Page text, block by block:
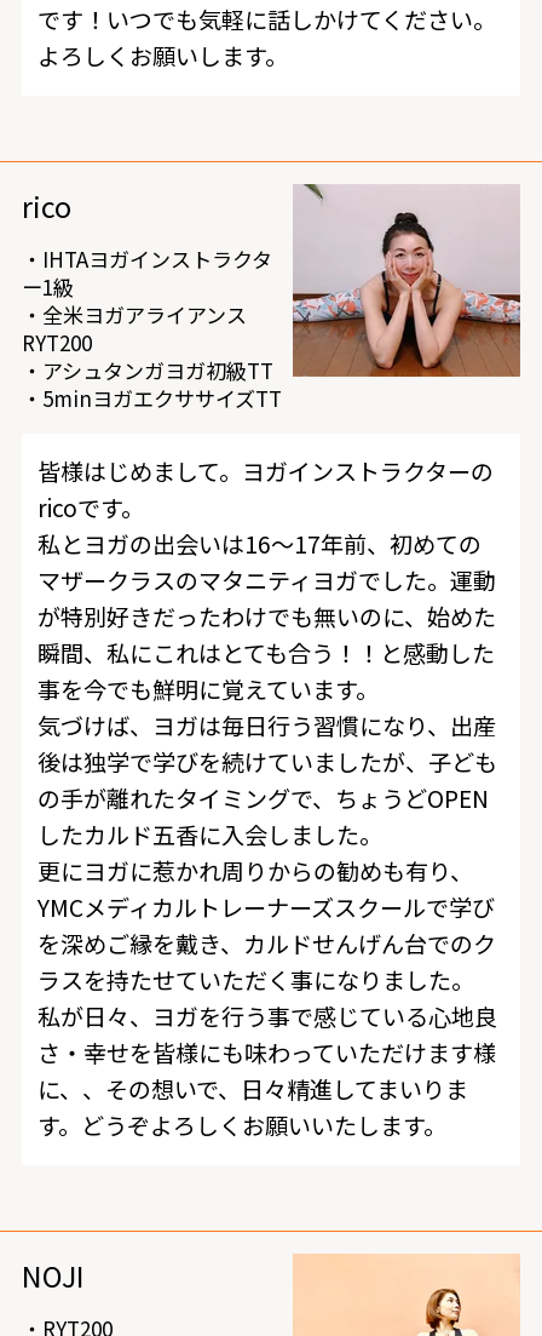
です！いつでも気軽に話しかけてください。
よろしくお願いします。
rico
・IHTAヨガインストラクタ
ー1級
・全米ヨガアライアンス
RYT200
・アシュタンガヨガ初級TT
・5minヨガエクササイズTT
皆様はじめまして。ヨガインストラクターの
ricoです。
私とヨガの出会いは16〜17年前、初めての
マザークラスのマタニティヨガでした。運動
が特別好きだったわけでも無いのに、始めた
瞬間、私にこれはとても合う！！と感動した
事を今でも鮮明に覚えています。
気づけば、ヨガは毎日行う習慣になり、出産
後は独学で学びを続けていましたが、子ども
の手が離れたタイミングで、ちょうどOPEN
したカルド五香に入会しました。
更にヨガに惹かれ周りからの勧めも有り、
YMCメディカルトレーナーズスクールで学び
を深めご縁を戴き、カルドせんげん台でのク
ラスを持たせていただく事になりました。
私が日々、ヨガを行う事で感じている心地良
さ・幸せを皆様にも味わっていただけます様
に、、その想いで、日々精進してまいりま
す。どうぞよろしくお願いいたします。
NOJI
・RYT200